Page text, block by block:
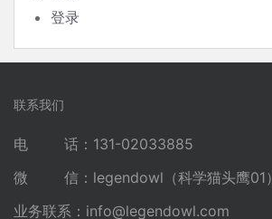
登录
联系我们
电 话：131-02033885
微 信：legendowl（科学猫头鹰01）
业务联系： info@legendowl.com